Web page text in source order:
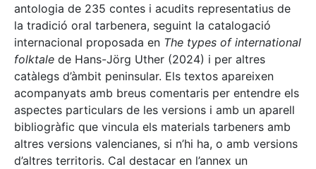
antologia de 235 contes i acudits representatius de
la tradició oral tarbenera, seguint la catalogació
internacional proposada en The types of international
folktale de Hans-Jörg Uther (2024) i per altres
catàlegs d’àmbit peninsular. Els textos apareixen
acompanyats amb breus comentaris per entendre els
aspectes particulars de les versions i amb un aparell
bibliogràfic que vincula els materials tarbeners amb
altres versions valencianes, si n’hi ha, o amb versions
d’altres territoris. Cal destacar en l’annex un